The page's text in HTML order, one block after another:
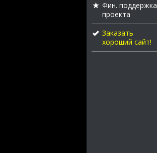
Фин. поддержка
проекта
Заказать
хороший сайт!